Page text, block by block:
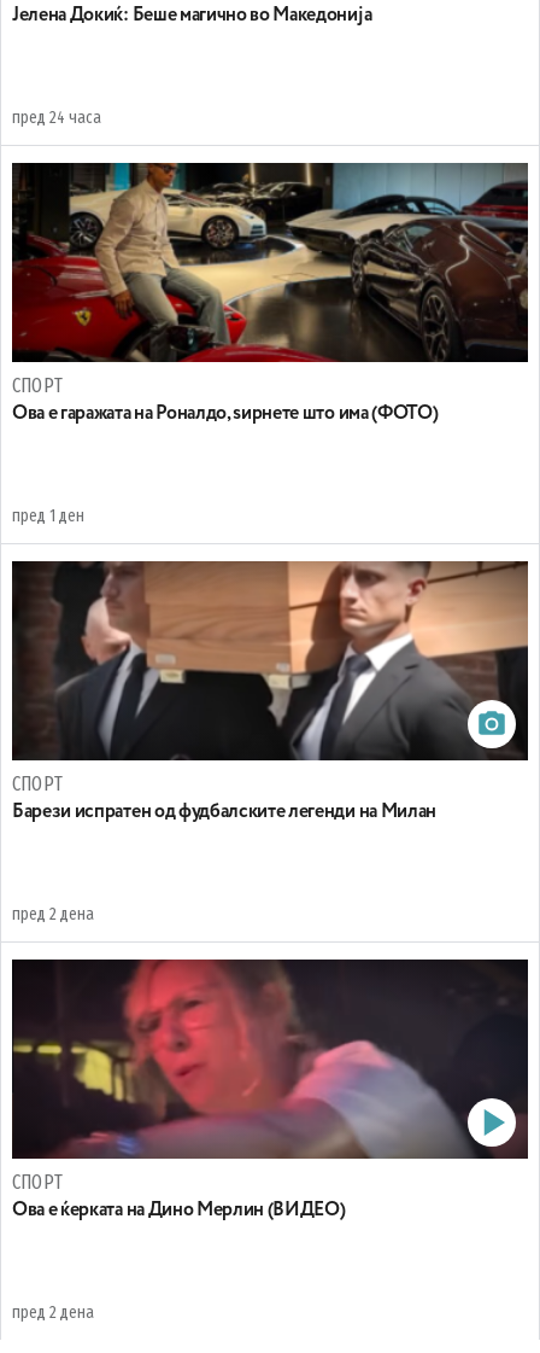
Јелена Докиќ: Беше магично во Македонија
пред 24 часа
СПОРТ
Ова е гаражата на Роналдо, ѕирнете што има (ФОТО)
пред 1 ден
СПОРТ
Барези испратен од фудбалските легенди на Милан
пред 2 дена
СПОРТ
Oва е ќерката на Дино Мерлин (ВИДЕО)
пред 2 дена